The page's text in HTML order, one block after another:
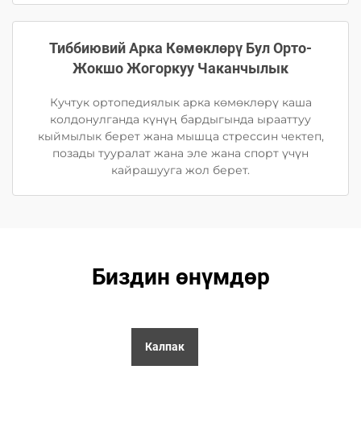
Тиббиювий Арка Көмөклөрү Бул Орто-
Жокшо Жогоркуу Чаканчылык
Кучтук ортопедиялык арка көмөклөрү каша
колдонулганда күнүң бардыгында ырааттуу
кыймылык берет жана мышца стрессин чектеп,
позады тууралат жана эле жана спорт үчүн
кайрашууга жол берет.
Биздин өнүмдөр
Калпак